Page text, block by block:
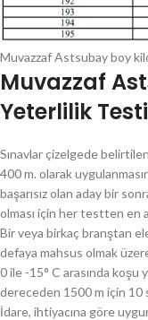
Muvazzaf Astsubay boy
Muvazzaf
Yeterlilik
Sınavlar çizelgede belirtilen
400 m. olarak
başarısız olan aday bir
olması için her testten en
Bir veya birkaç branştan
defaya mahsus olmak
0 ile -15° C arasında koşu
dereceden 1500 m için 10
İdare, ihtiyacına göre